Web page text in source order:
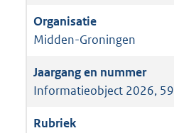
Midden-Groningen
Informatieobject 2026, 59